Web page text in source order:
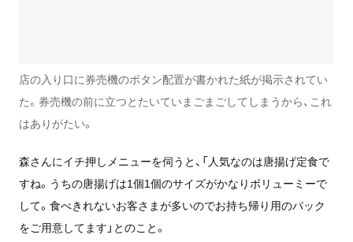
店の入り口に券売機のボタン配置が書かれた紙が掲示されてい
た。券売機の前に立つとたいていまごまごしてしまうから、これ
はありがたい。
森さんにイチ押しメニューを伺うと、「人気なのは唐揚げ定食で
すね。うちの唐揚げは1個1個のサイズがかなりボリューミーで
して。食べきれないお客さまが多いのでお持ち帰り用のパック
をご用意してます」とのこと。